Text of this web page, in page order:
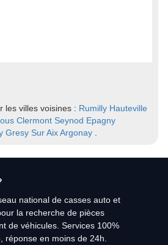
les villes voisines : Rumilly Hauteville
Clermont Seynod Epagny
Gresy Sur AixArgonay
national de casses auto et
la recherche de pièces
de véhicules. Services 100%
en moins de 24h.